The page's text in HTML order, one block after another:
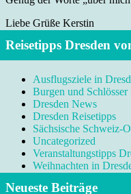
Liebe Grüße Kerstin
Reisetipps Dresden
Ausflugsziele in
Burgen und Schlösser
Dresden News
Dresden Reisetipps
Sächsische Schweiz-
Uncategorized
Veranstaltungstipps
Weihnachten in
Neueste Beiträge